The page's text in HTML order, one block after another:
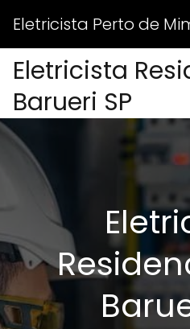
Eletricista Perto de
Eletricista
Barueri SP